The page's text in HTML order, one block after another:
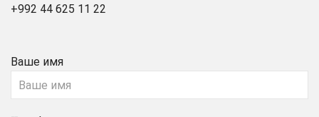
+992 44 625 11 22
Ваше имя